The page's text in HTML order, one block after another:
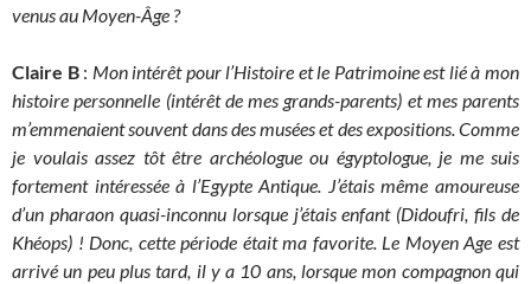
venus au Moyen-Âge ?
Claire B: Mon intérêt pour l’Histoire et le Patrimoine est lié à mon
histoire personnelle (intérêt de mes grands-parents) et mes parents
m’emmenaient souvent dans des musées et des expositions. Comme
je voulais assez tôt être archéologue ou égyptologue, je me suis
fortement intéressée à l’Egypte Antique. J’étais même amoureuse
d’un pharaon quasi-inconnu lorsque j’étais enfant (Didoufri, fils de
Khéops) ! Donc, cette période était ma favorite. Le Moyen Age est
arrivé un peu plus tard, il y a 10 ans, lorsque mon compagnon qui